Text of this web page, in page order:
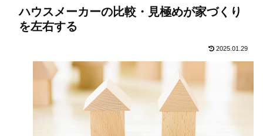
ハウスメーカーの比較・見極めが家づくり
を左右する
2025.01.29